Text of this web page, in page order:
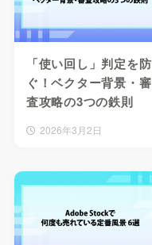
「使い回し」判定を防
ぐ！ベクター背景・審
査攻略の3つの鉄則
2026年3月2日